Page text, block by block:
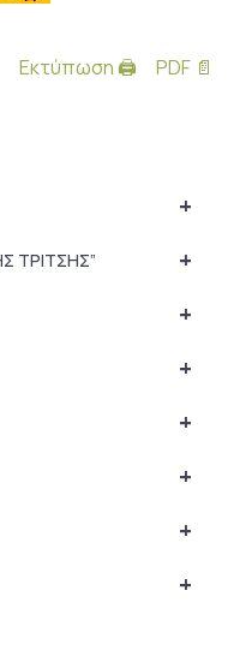
Εκτύπωση 🖨 PDF 📄
+
+
ΤΡΙΤΣΗΣ”
+
+
+
+
+
+